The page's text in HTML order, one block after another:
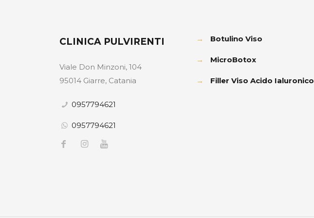
CLINICA PULVIRENTI
Viale Don Minzoni, 104
95014 Giarre, Catania
0957794621
0957794621
→ Botulino Viso
→ MicroBotox
→ Filler Viso Acido Ialuronico